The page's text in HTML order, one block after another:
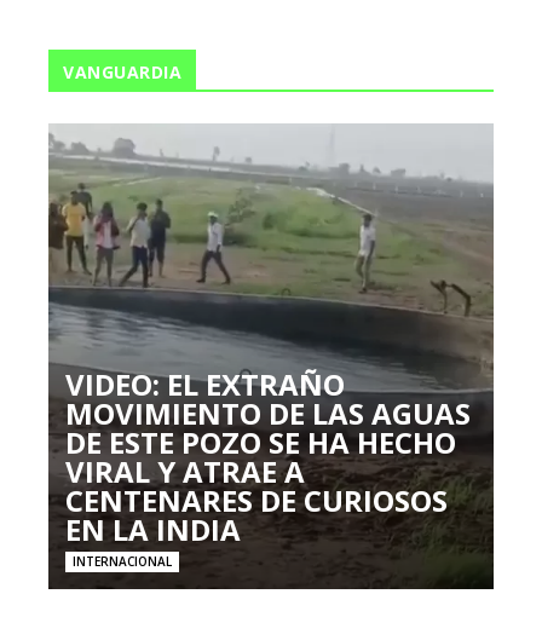
VANGUARDIA
VIDEO: EL EXTRAÑO
MOVIMIENTO DE LAS AGUAS
DE ESTE POZO SE HA HECHO
VIRAL Y ATRAE A
CENTENARES DE CURIOSOS
EN LA INDIA
INTERNACIONAL